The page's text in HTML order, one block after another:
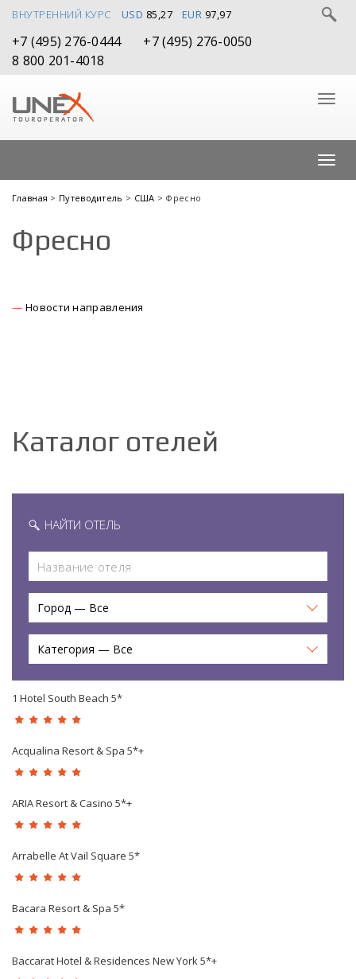
ВНУТРЕННИЙ КУРС USD 85,27 EUR 97,97
+7 (495) 276-0444
+7 (495) 276-0050
8 800 201-4018
Главная > Путеводитель > США > Фресно
Фресно
Новости направления
Каталог отелей
НАЙТИ ОТЕЛЬ
Город — Все
Категория — Все
1 Hotel South Beach 5*
Acqualina Resort & Spa 5*+
ARIA Resort & Casino 5*+
Arrabelle At Vail Square 5*
Bacara Resort & Spa 5*
Baccarat Hotel & Residences New York 5*+